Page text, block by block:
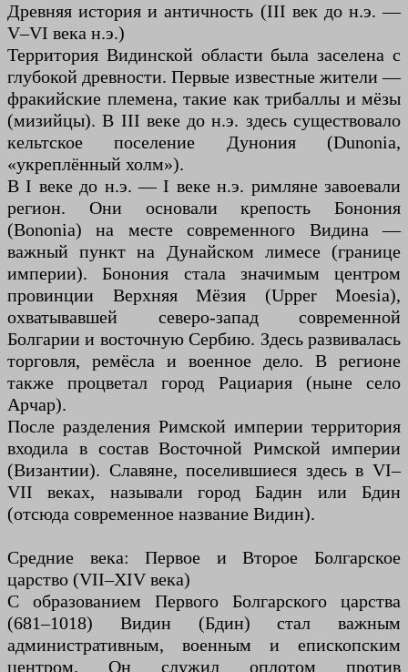
Древняя история и античность (III век до н.э. —
V–VI века н.э.)
Территория Видинской области была заселена с
глубокой древности. Первые известные жители —
фракийские племена, такие как трибаллы и мёзы
(мизийцы). В III веке до н.э. здесь существовало
кельтское поселение Дунония (Dunonia,
«укреплённый холм»).
В I веке до н.э. — I веке н.э. римляне завоевали
регион. Они основали крепость Бонония
(Bononia) на месте современного Видина —
важный пункт на Дунайском лимесе (границе
империи). Бонония стала значимым центром
провинции Верхняя Мёзия (Upper Moesia),
охватывавшей северо-запад современной
Болгарии и восточную Сербию. Здесь развивалась
торговля, ремёсла и военное дело. В регионе
также процветал город Рациария (ныне село
Арчар).
После разделения Римской империи территория
входила в состав Восточной Римской империи
(Византии). Славяне, поселившиеся здесь в VI–
VII веках, называли город Бадин или Бдин
(отсюда современное название Видин).
Средние века: Первое и Второе Болгарское
царство (VII–XIV века)
С образованием Первого Болгарского царства
(681–1018) Видин (Бдин) стал важным
административным, военным и епископским
центром. Он служил оплотом против